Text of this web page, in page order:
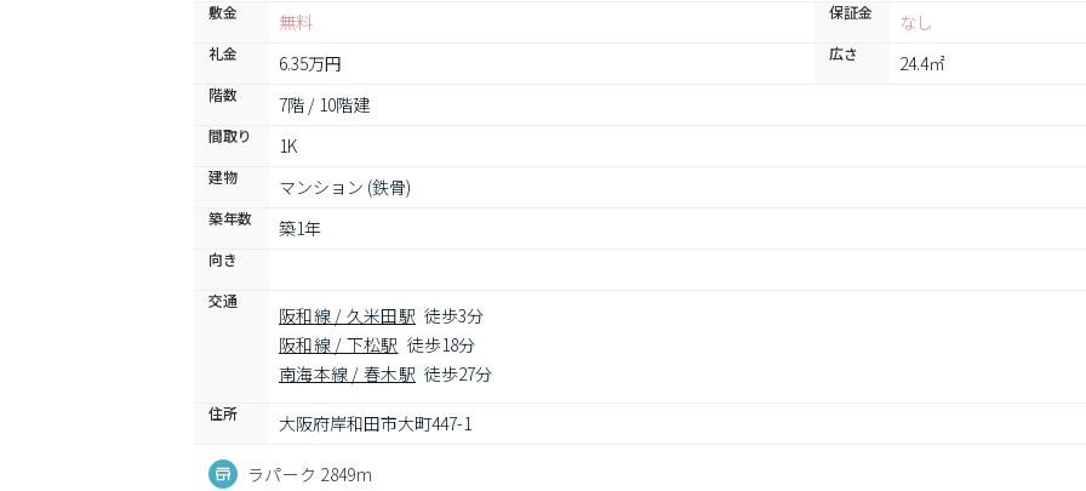
敷金 無料 保証金 なし
礼金 6.35万円 広さ 24.4㎡
階数 7階 / 10階建
間取り 1K
建物 マンション (鉄骨)
築年数 築1年
向き
交通
阪和線 / 久米田駅 徒歩3分
阪和線 / 下松駅 徒歩18分
南海本線 / 春木駅 徒歩27分
住所 大阪府岸和田市大町447-1
ラパーク 2849m